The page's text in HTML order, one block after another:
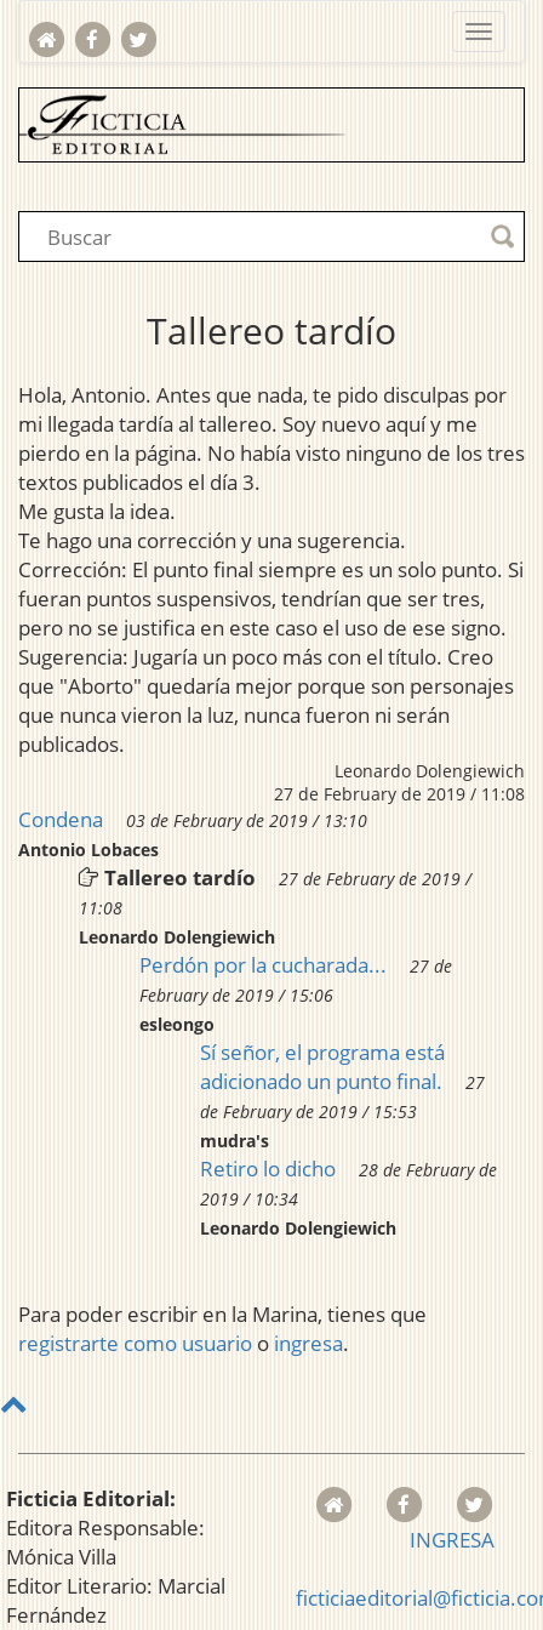
Tallereo tardío
Hola, Antonio. Antes que nada, te pido disculpas por
mi llegada tardía al tallereo. Soy nuevo aquí y me
pierdo en la página. No había visto ninguno de los tres
textos publicados el día 3.
Me gusta la idea.
Te hago una corrección y una sugerencia.
Corrección: El punto final siempre es un solo punto. Si
fueran puntos suspensivos, tendrían que ser tres,
pero no se justifica en este caso el uso de ese signo.
Sugerencia: Jugaría un poco más con el título. Creo
que "Aborto" quedaría mejor porque son personajes
que nunca vieron la luz, nunca fueron ni serán
publicados.
Leonardo Dolengiewich
27 de February de 2019 / 11:08
Condena
03 de February de 2019 / 13:10
Antonio Lobaces
Tallereo tardío
27 de February de 2019 /
11:08
Leonardo Dolengiewich
Perdón por la cucharada...
27 de
February de 2019 / 15:06
esleongo
Sí señor, el programa está
adicionado un punto final.
27
de February de 2019 / 15:53
mudra's
Retiro lo dicho
28 de February de
2019 / 10:34
Leonardo Dolengiewich
Para poder escribir en la Marina, tienes que
registrarte como usuario o ingresa.
Ficticia Editorial:
Editora Responsable:
Mónica Villa
Editor Literario: Marcial
Fernández
INGRESA